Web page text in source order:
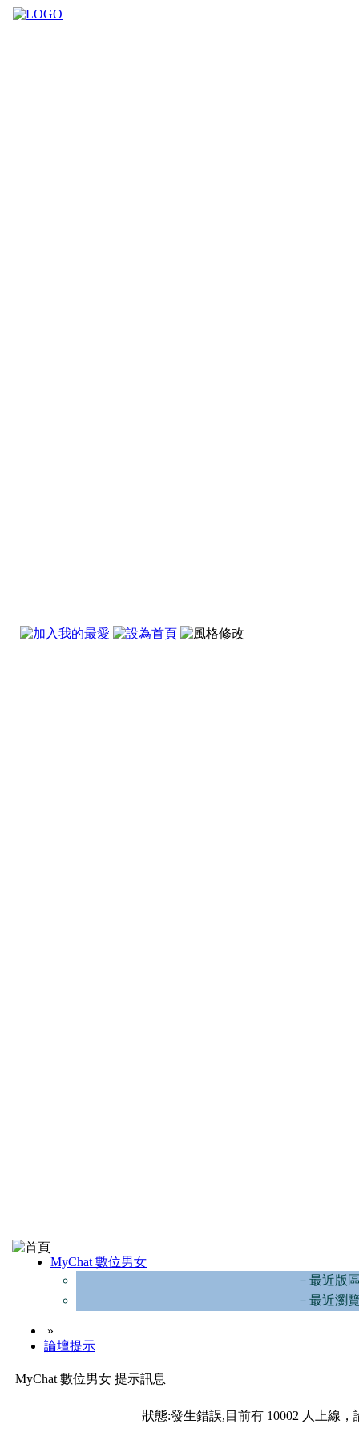
MyChat 數位男女
－最近版
－最近瀏
»
論壇提示
MyChat 數位男女 提示訊息
狀態:發生錯誤,目前有 10002 人上線